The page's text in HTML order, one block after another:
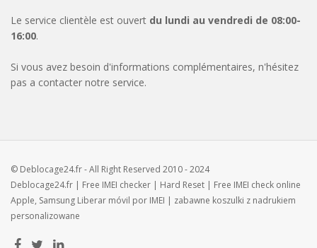
Le service clientèle est ouvert du lundi au vendredi de 08:00-
16:00.
Si vous avez besoin d'informations complémentaires, n'hésitez
pas a contacter notre service.
© Deblocage24.fr - All Right Reserved 2010 - 2024
Deblocage24.fr | Free IMEI checker | Hard Reset | Free IMEI check online
Apple, Samsung Liberar móvil por IMEI | zabawne koszulki z nadrukiem
personalizowane